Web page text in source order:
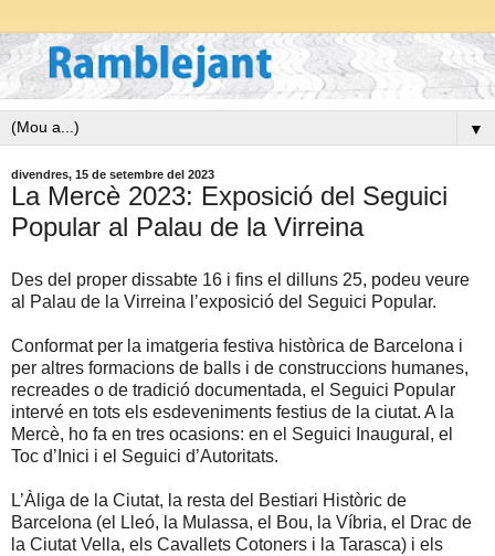
▼
divendres, 15 de setembre del 2023
La Mercè 2023: Exposició del Seguici
Popular al Palau de la Virreina
Des del proper dissabte 16 i fins el dilluns 25, podeu veure
al Palau de la Virreina l’exposició del Seguici Popular.
Conformat per la imatgeria festiva històrica de Barcelona i
per altres formacions de balls i de construccions humanes,
recreades o de tradició documentada, el Seguici Popular
intervé en tots els esdeveniments festius de la ciutat. A la
Mercè, ho fa en tres ocasions: en el Seguici Inaugural, el
Toc d’Inici i el Seguici d’Autoritats.
L’Àliga de la Ciutat, la resta del Bestiari Històric de
Barcelona (el Lleó, la Mulassa, el Bou, la Víbria, el Drac de
la Ciutat Vella, els Cavallets Cotoners i la Tarasca) i els